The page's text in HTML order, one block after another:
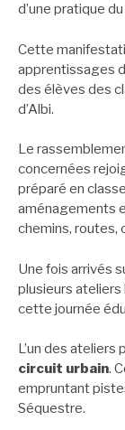
d’une pratique
Cette
apprentissages
des élèves des
d’Albi.
Le
concernées
préparé en
aménagements
chemins, routes,
Une fois arrivés
plusieurs ateliers
cette journée
L’un des
circuit urbain.
empruntant
Séquestre.